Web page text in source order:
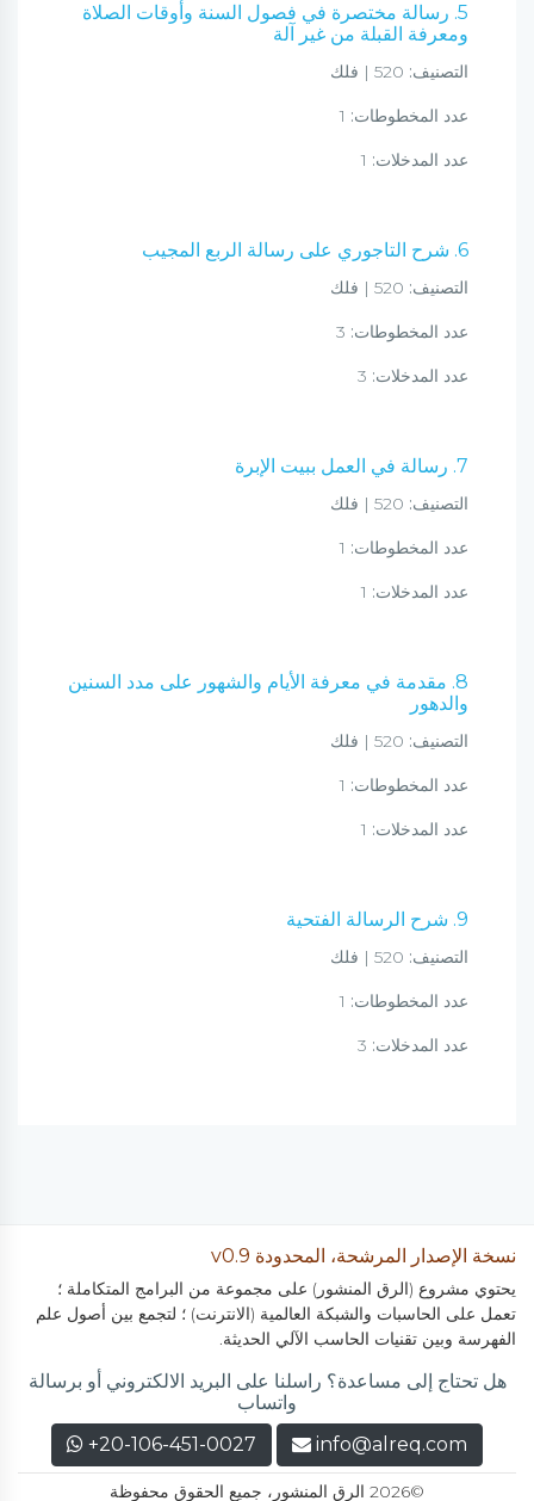
5. رسالة مختصرة في فصول السنة وأوقات الصلاة
ومعرفة القبلة من غير آلة
التصنيف:
عدد المخطوطات:
عدد المدخلات:
6. شرح التاجوري على رسالة الربع المجيب
التصنيف:
عدد المخطوطات:
عدد المدخلات:
7. رسالة في العمل ببيت الإبرة
التصنيف:
عدد المخطوطات:
عدد المدخلات:
8. مقدمة في معرفة الأيام والشهور على مدد السنين
والدهور
التصنيف:
عدد المخطوطات:
عدد المدخلات:
9. شرح الرسالة الفتحية
التصنيف:
عدد المخطوطات:
عدد المدخلات:
نسخة الإصدار المرشحة، المحدودة v0.9
يحتوي مشروع (الرق المنشور) على مجموعة من البرامج المتكاملة ؛
تعمل على الحاسبات والشبكة العالمية (الانترنت) ؛ لتجمع بين أصول علم
الفهرسة وبين تقنيات الحاسب الآلي الحديثة.
هل تحتاج إلى مساعدة؟ راسلنا على البريد الالكتروني أو برسالة
واتساب
info@alreq.com
+20-106-451-0027
©2026 الرق المنشور، جميع الحقوق محفوظة